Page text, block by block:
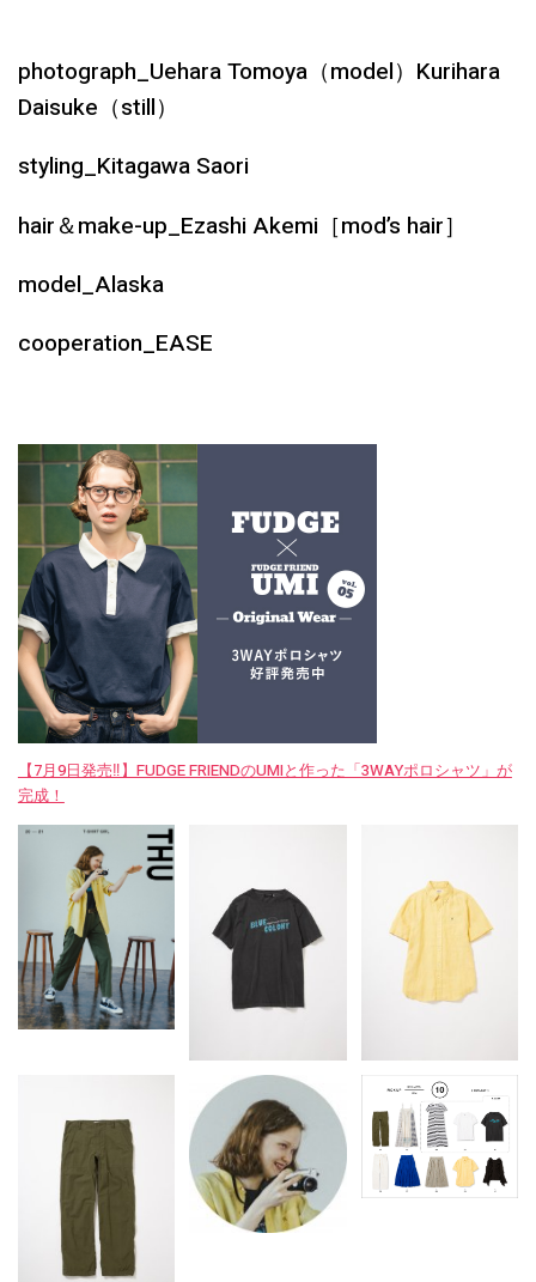
photograph_Uehara Tomoya（model）Kurihara
Daisuke（still）
styling_Kitagawa Saori
hair＆make-up_Ezashi Akemi［mod’s hair］
model_Alaska
cooperation_EASE
【7月9日発売‼︎】FUDGE FRIENDのUMIと作った「3WAYポロシャツ」が
完成！